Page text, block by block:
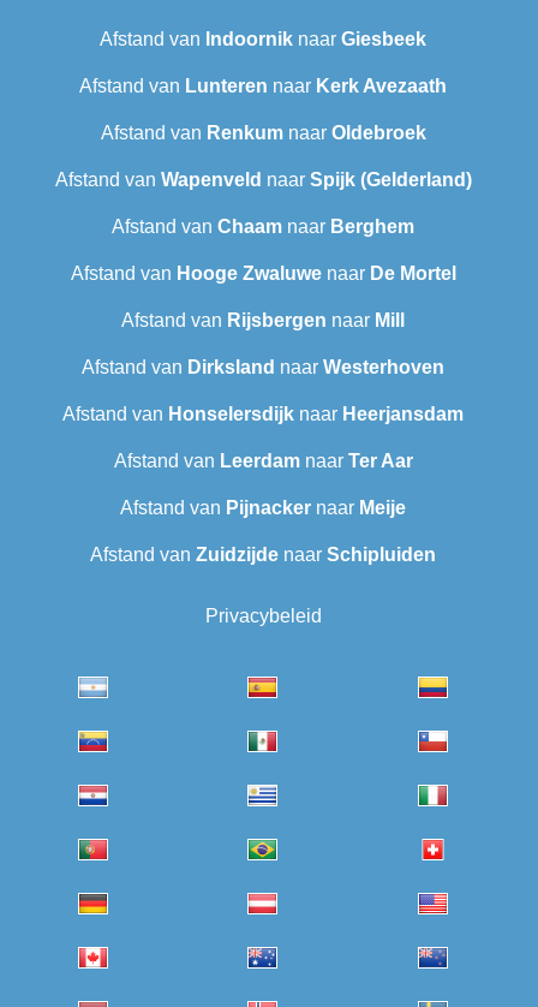
Afstand van Indoornik naar Giesbeek
Afstand van Lunteren naar Kerk Avezaath
Afstand van Renkumnaar Oldebroek
Afstand van Wapenveld naar Spijk (Gelderland)
Afstand van Chaam naar Berghem
Afstand van Hooge Zwaluwenaar De Mortel
Afstand van Rijsbergen naar Mill
Afstand van Dirksland naar Westerhoven
Afstand van Honselersdijk naar Heerjansdam
Afstand van Leerdamnaar Ter Aar
Afstand van Pijnacker naar Meije
Afstand van Zuidzijde naar Schipluiden
Privacybeleid